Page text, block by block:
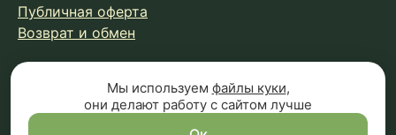
Публичная оферта
Возврат и обмен
© 2026 Fungiline — зарегистрированная торговая марка.
Копирование материалов с сайта запрещено.
Вся информация на сайте носит справочный характер и
Мы используем файлы куки,
они делают работу с сайтом лучше